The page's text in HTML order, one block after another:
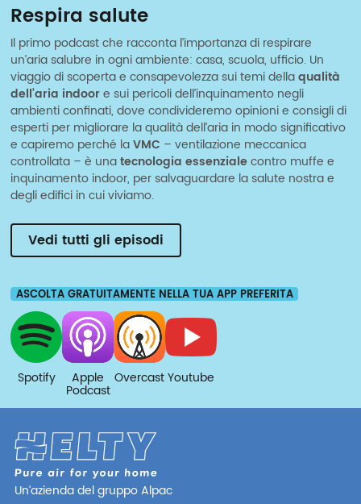
Respira salute
Il primo podcast che racconta l’importanza di respirare
un’aria salubre in ogni ambiente: casa, scuola, ufficio. Un
viaggio di scoperta e consapevolezza sui temi dellaqualità
dell’aria indoore sui pericoli dell’inquinamento negli
ambienti confinati, dove condivideremo opinioni e consigli di
esperti per migliorare la qualità dell’aria in modo significativo
e capiremo perché laVMC – ventilazione meccanica
controllata – è unatecnologia essenzialecontro muffe e
inquinamento indoor, per salvaguardare la salute nostra e
degli edifici in cui viviamo.
Vedi tutti gli episodi
ASCOLTA GRATUITAMENTE NELLA TUA APP PREFERITA
Spotify Apple
Podcast
OvercastYoutube
Un’azienda del gruppo Alpac